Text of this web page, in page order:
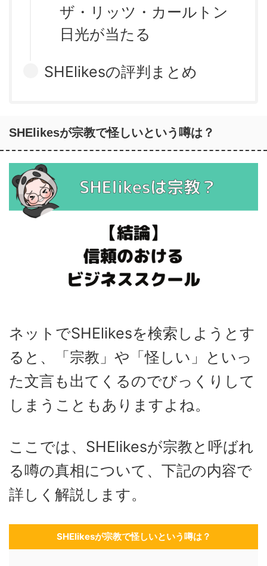
ザ・リッツ・カールトン
日光が当たる
SHElikesの評判まとめ
SHElikesが宗教で怪しいという噂は？
ネットでSHElikesを検索しようとす
ると、「宗教」や「怪しい」といっ
た文言も出てくるのでびっくりして
しまうこともありますよね。
ここでは、SHElikesが宗教と呼ばれ
る噂の真相について、下記の内容で
詳しく解説します。
SHElikesが宗教で怪しいという噂は？